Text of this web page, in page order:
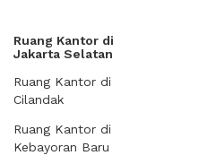
Ruang Kantor di
Jakarta Selatan
Ruang Kantor di
Cilandak
Ruang Kantor di
Kebayoran Baru